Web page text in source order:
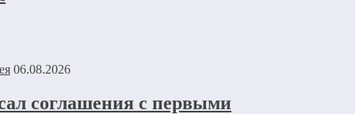
06.08.2026
соглашения с первыми